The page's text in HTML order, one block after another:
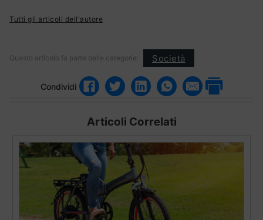
Tutti gli articoli dell'autore
Questo articolo fa parte delle categorie: Società
Condividi
Articoli Correlati